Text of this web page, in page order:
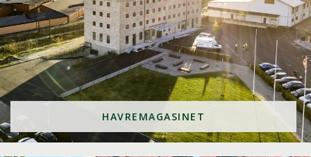
HAVREMAGASINET